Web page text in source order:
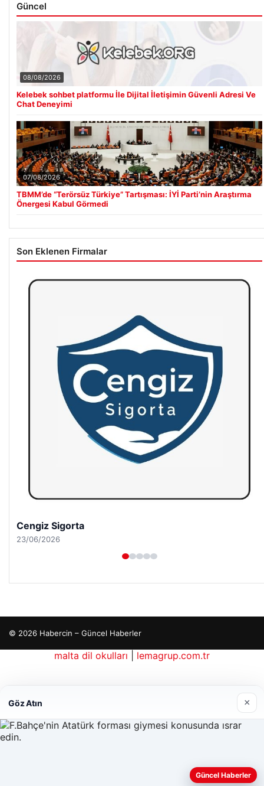
Güncel
08/08/2026
Kelebek sohbet platformu İle Dijital İletişimin Güvenli Adresi Ve
Chat Deneyimi
07/08/2026
TBMM’de “Terörsüz Türkiye” Tartışması: İYİ Parti’nin Araştırma
Önergesi Kabul Görmedi
Son Eklenen Firmalar
Hastaş Beton
26/05/2026
© 2026 Habercin – Güncel Haberler
Web sitemizi nasıl kullandığınızı daha iyi anlayabilmek,
Göz Atın ×
Güncel Haberler
malta dil okulları
lemagrup.com.tr